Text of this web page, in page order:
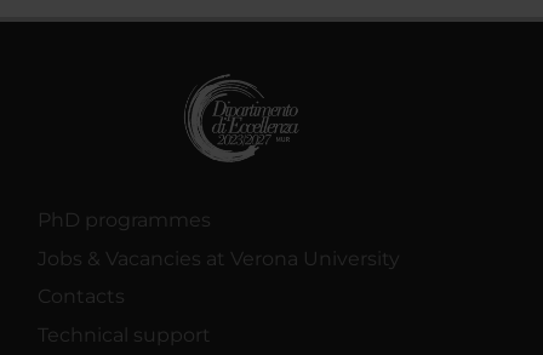
PhD programmes
Jobs & Vacancies at Verona University
Contacts
Technical support